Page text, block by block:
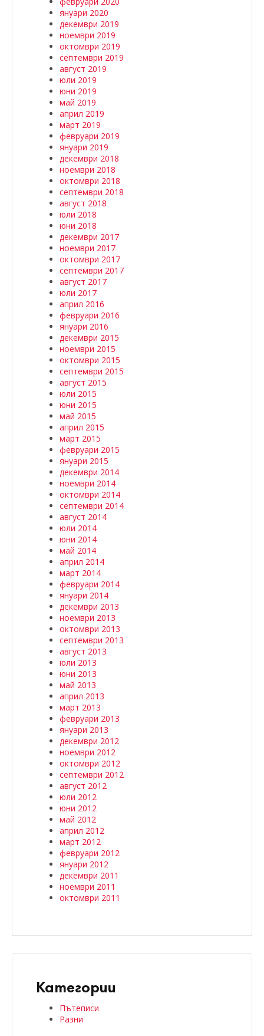
януари 2020
декември 2019
ноември 2019
октомври 2019
септември 2019
август 2019
юли 2019
юни 2019
май 2019
април 2019
март 2019
февруари 2019
януари 2019
декември 2018
ноември 2018
октомври 2018
септември 2018
август 2018
юли 2018
юни 2018
декември 2017
ноември 2017
октомври 2017
септември 2017
август 2017
юли 2017
април 2016
февруари 2016
януари 2016
декември 2015
ноември 2015
октомври 2015
септември 2015
август 2015
юли 2015
юни 2015
май 2015
април 2015
март 2015
февруари 2015
януари 2015
декември 2014
ноември 2014
октомври 2014
септември 2014
август 2014
юли 2014
юни 2014
май 2014
април 2014
март 2014
февруари 2014
януари 2014
декември 2013
ноември 2013
октомври 2013
септември 2013
август 2013
юли 2013
юни 2013
май 2013
април 2013
март 2013
февруари 2013
януари 2013
декември 2012
ноември 2012
октомври 2012
септември 2012
август 2012
юли 2012
юни 2012
май 2012
април 2012
март 2012
февруари 2012
януари 2012
декември 2011
ноември 2011
октомври 2011
Категории
Пътеписи
Разни